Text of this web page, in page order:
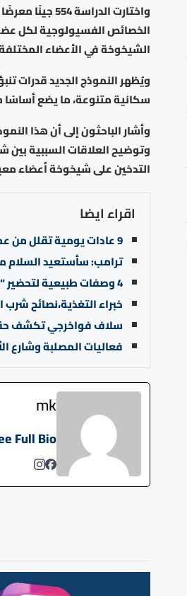
واختارت
الخصائص الفسيولوجية لكل
الشيخوخة في الأعضاء
ويُظهر النموذج الجديد قدرات
سكانية متنوعة، ما يضع أساسًا
وأشار الباحثون إلى أن هذا
وتوضيح العلاقات السببية بين
التدخين على شيخوخة أعضاء
اقراء ايضا
9 عادات يومية تقلل من عمرك وتحرمك من “حياة أطول”
ترامب: سأستعيد السلام
4 وصفات طبيعية لتحضير “ماسكارا منزلية” مغذية ومكثفة للرموش
خبراء التغذية،نصائح
سلاف فواخرجي تكشف
فعاليات المصلبة وشارع
mk
Full Bio